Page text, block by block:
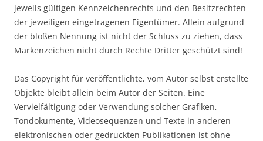
jeweils gültigen Kennzeichenrechts und den Besitzrechten
der jeweiligen eingetragenen Eigentümer. Allein aufgrund
der bloßen Nennung ist nicht der Schluss zu ziehen, dass
Markenzeichen nicht durch Rechte Dritter geschützt sind!
Das Copyright für veröffentlichte, vom Autor selbst erstellte
Objekte bleibt allein beim Autor der Seiten. Eine
Vervielfältigung oder Verwendung solcher Grafiken,
Tondokumente, Videosequenzen und Texte in anderen
elektronischen oder gedruckten Publikationen ist ohne